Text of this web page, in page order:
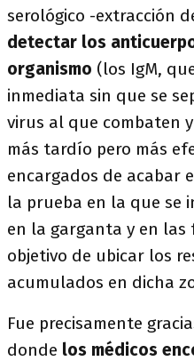
serológico -extracción
detectar los
organismo (los IgM,
inmediata sin que se
virus al que combaten
más tardío pero más
encargados de acabar
la prueba en la que se
en la garganta y en las
objetivo de ubicar los
acumulados en dicha
Fue precisamente
donde los médicos